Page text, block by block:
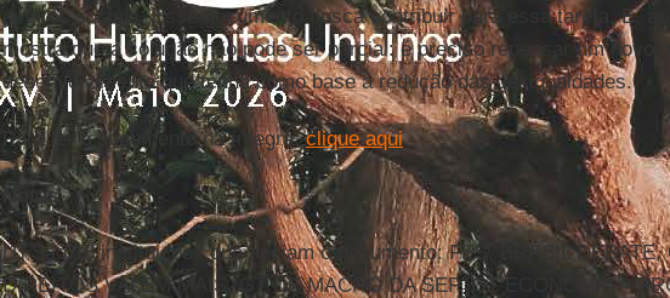
direitos sociais. Esse documento busca contribuir para essa tarefa. E,
mostra que a solução não pode ser parcial: é preciso repensar um novo
desenvolvimento que tenha como base a redução das desigualdades.
Para ler o documento na íntegra,clique aqui.
Notas
[1] São 18 instituições que apoiam o documento: FES, BRASIL DEBATE,
DIREITOS VALEM MAIS, GT DE MACRO DA SEP, GT ECONOMIA –